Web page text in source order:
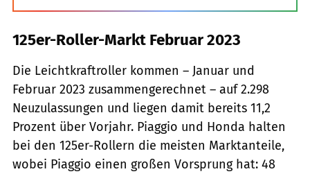
125er-Roller-Markt Februar 2023
Die Leichtkraftroller kommen – Januar und
Februar 2023 zusammengerechnet – auf 2.298
Neuzulassungen und liegen damit bereits 11,2
Prozent über Vorjahr. Piaggio und Honda halten
bei den 125er-Rollern die meisten Marktanteile,
wobei Piaggio einen großen Vorsprung hat: 48